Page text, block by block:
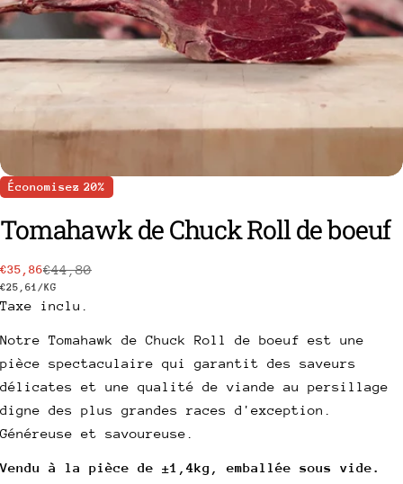
Économisez 20%
Tomahawk de Chuck Roll de boeuf
Prix
de
€35,86
Prix
habituel
€44,80
PRIX
UNITAIRE
€25,61/PAR
KG
Taxe inclu.
Notre Tomahawk de Chuck Roll de boeuf est une
pièce spectaculaire qui garantit des saveurs
délicates et une qualité de viande au persillage
digne des plus grandes races d'exception.
Généreuse et savoureuse.
Vendu à la pièce de ±1,4kg, emballée sous vide.
Partager ce produit
Partager
Copie
sur
sur
sur
nom
Votre
email
Votre
téléphone
Votre
message